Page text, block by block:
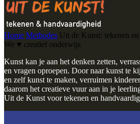
Home Methodes Uit de Kunst: tekenen
We ♥ creatief onderwijs
Kunst kan je aan het denken zetten,
en vragen oproepen. Door naar kunst te
en zelf kunst te maken, verruimen
daarom het creatieve vuur aan in je
Uit de Kunst voor tekenen en